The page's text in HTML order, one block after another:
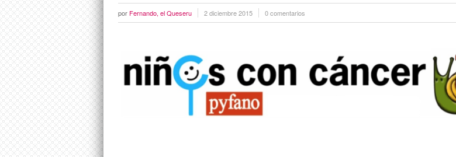
por Fernando, el Queseru 2 diciembre 2015 0 comentarios